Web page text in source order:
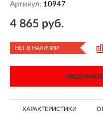
Артикул: 10947
4 865 руб.
НЕТ В НАЛИЧИИ
ХАРАКТЕРИСТИКИ